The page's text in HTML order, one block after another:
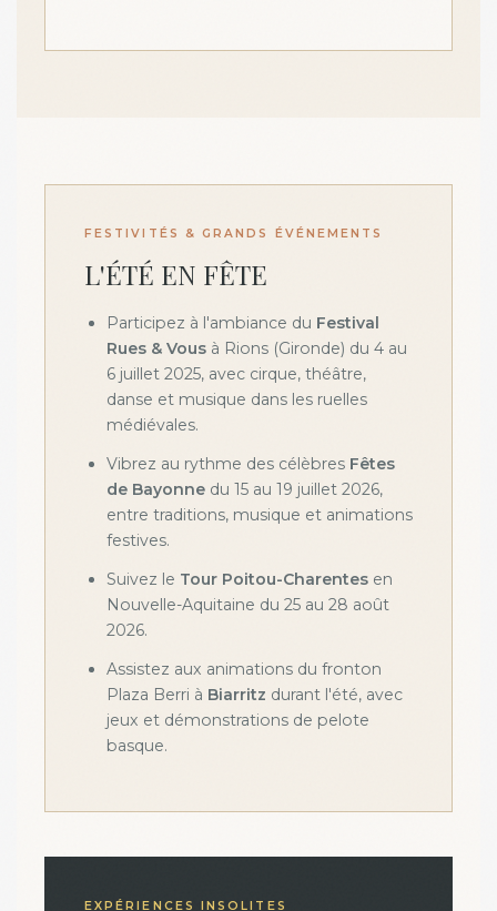
FESTIVITÉS & GRANDS ÉVÉNEMENTS
L'ÉTÉ EN FÊTE
Participez à l'ambiance du Festival
Rues & Vous à Rions (Gironde) du 4 au
6 juillet 2025, avec cirque, théâtre,
danse et musique dans les ruelles
médiévales.
Vibrez au rythme des célèbres Fêtes
de Bayonne du 15 au 19 juillet 2026,
entre traditions, musique et animations
festives.
Suivez le Tour Poitou-Charentes en
Nouvelle-Aquitaine du 25 au 28 août
2026.
Assistez aux animations du fronton
Plaza Berri à Biarritz durant l'été, avec
jeux et démonstrations de pelote
basque.
EXPÉRIENCES INSOLITES